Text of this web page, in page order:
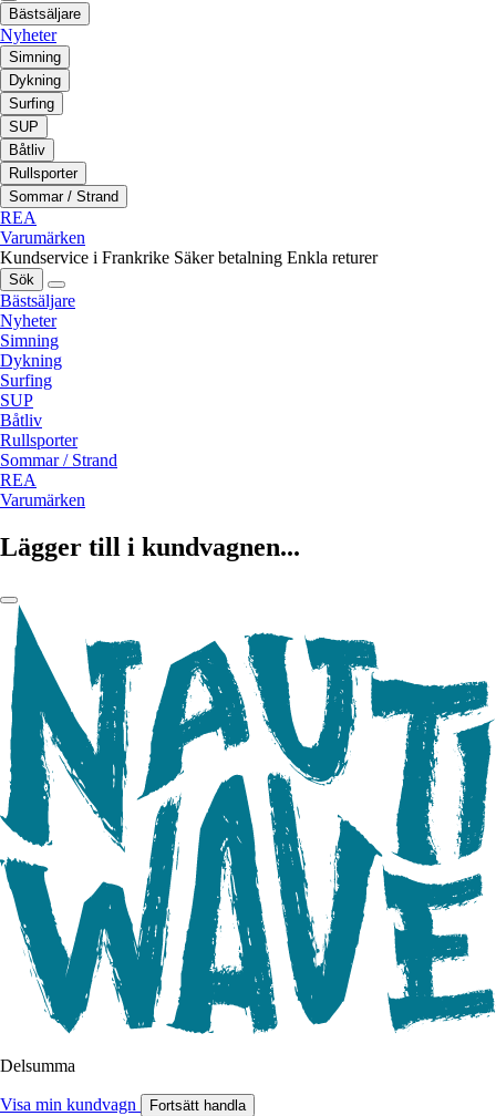
Bästsäljare
Nyheter
Simning
Dykning
Surfing
SUP
Båtliv
Rullsporter
Sommar / Strand
REA
Varumärken
Kundservice i Frankrike Säker betalning Enkla returer
Sök
Bästsäljare
Nyheter
Simning
Dykning
Surfing
SUP
Båtliv
Rullsporter
Sommar / Strand
REA
Varumärken
Lägger till i kundvagnen...
Delsumma
Visa min kundvagn Fortsätt handla